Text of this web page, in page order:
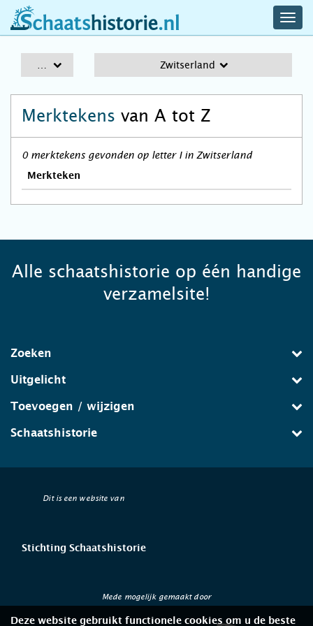
schaatshistorie.nl
Zwitserland
Merktekens van A tot Z
0 merktekens gevonden op letter I in Zwitserland
Merkteken
Alle schaatshistorie op één handige
verzamelsite!
Zoeken
Uitgelicht
Toevoegen / wijzigen
Schaatshistorie
Dit is een website van
Stichting Schaatshistorie
Mede mogelijk gemaakt door
Deze website gebruikt functionele cookies om u de beste